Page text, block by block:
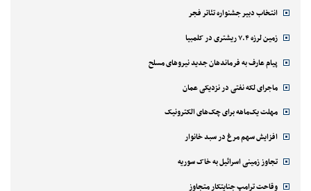
انتخاب دبیر جشنواره تئاتر فجر
زمین لرزه ۷.۴ ریشتری در کلمبیا
پیام عارف به فرماندهان جدید نیروهای مسلح
ماجرای لکه نفتی در نزدیکی عمان
مهلت یک‌ماهه برای چک‌های الکترونیک
افزایش سهم مرغ در سبد خانوار
تجاوز زمینی اسرائیل به خاک سوریه
وقاحت ترامپ جنایتکار متجاوز